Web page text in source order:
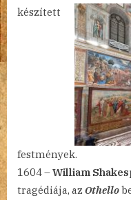
készített
festmények.
1604 –William
tragédiája, az Othello